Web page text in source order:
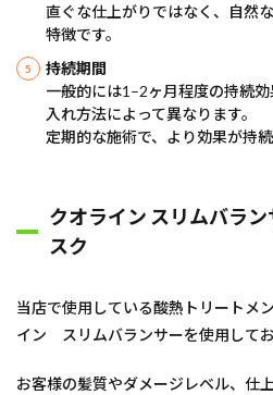
直ぐな仕上がりではなく、自然
特徴です。
持続期間
一般的には1–2ヶ月程度の持続
入れ方法によって異なります。
定期的な施術で、より効果が持
クオライン スリムバラ
スク
当店で使用している酸熱トリートメ
イン スリムバランサーを使用してお
お客様の髪質やダメージレベル、仕